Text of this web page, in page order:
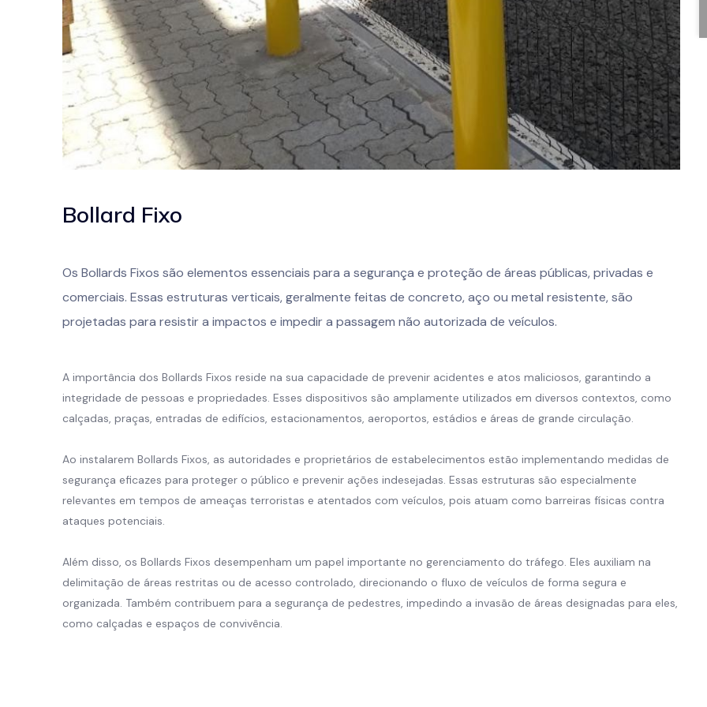
Bollard Fixo
Os Bollards Fixos são elementos essenciais para a segurança e proteção de áreas públicas, privadas e
comerciais. Essas estruturas verticais, geralmente feitas de concreto, aço ou metal resistente, são
projetadas para resistir a impactos e impedir a passagem não autorizada de veículos.
A importância dos Bollards Fixos reside na sua capacidade de prevenir acidentes e atos maliciosos, garantindo a
integridade de pessoas e propriedades. Esses dispositivos são amplamente utilizados em diversos contextos, como
calçadas, praças, entradas de edifícios, estacionamentos, aeroportos, estádios e áreas de grande circulação.
Ao instalarem Bollards Fixos, as autoridades e proprietários de estabelecimentos estão implementando medidas de
segurança eficazes para proteger o público e prevenir ações indesejadas. Essas estruturas são especialmente
relevantes em tempos de ameaças terroristas e atentados com veículos, pois atuam como barreiras físicas contra
ataques potenciais.
Além disso, os Bollards Fixos desempenham um papel importante no gerenciamento do tráfego. Eles auxiliam na
delimitação de áreas restritas ou de acesso controlado, direcionando o fluxo de veículos de forma segura e
organizada. Também contribuem para a segurança de pedestres, impedindo a invasão de áreas designadas para eles,
como calçadas e espaços de convivência.